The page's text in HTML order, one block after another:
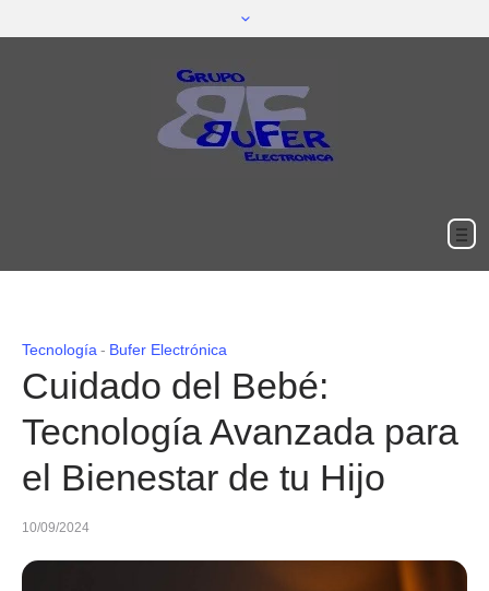
Tecnología Bufer Electrónica
Cuidado del Bebé:
Tecnología Avanzada para
el Bienestar de tu Hijo
10/09/2024